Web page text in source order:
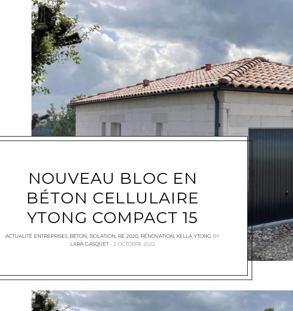
NOUVEAU BLOC EN
BÉTON CELLULAIRE
YTONG COMPACT 15
ACTUALITÉ ENTREPRISES, BÉTON, ISOLATION, RE 2020, RÉNOVATION, XELLA YTONG BY
LARA GASQUET
2 OCTOBRE 2022